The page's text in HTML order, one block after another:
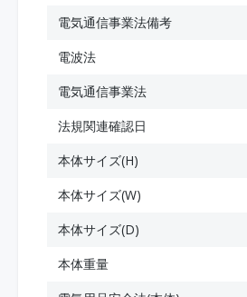
電気通信事業法備考
電波法
電気通信事業法
法規関連確認日
本体サイズ(H)
本体サイズ(W)
本体サイズ(D)
本体重量